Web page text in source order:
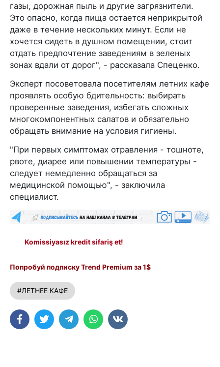
газы, дорожная пыль и другие загрязнители.
Это опасно, когда пища остается неприкрытой
даже в течение нескольких минут. Если не
хочется сидеть в душном помещении, стоит
отдать предпочтение заведениям в зеленых
зонах вдали от дорог", - рассказала Спеценко.
Эксперт посоветовала посетителям летних кафе
проявлять особую бдительность: выбирать
проверенные заведения, избегать сложных
многокомпонентных салатов и обязательно
обращать внимание на условия гигиены.
"При первых симптомах отравления - тошноте,
рвоте, диарее или повышении температуры -
следует немедленно обращаться за
медицинской помощью", - заключила
специалист.
Komissiyasız kredit sifariş et!
Попробуй подписку Trend Premium за 1$
#ЛЕТНЕЕ КАФЕ